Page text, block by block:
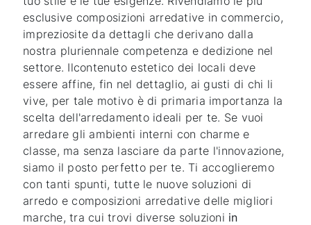
esclusive composizioni arredative in commercio,
impreziosite da dettagli che derivano dalla
nostra pluriennale competenza e dedizione nel
settore. Ilcontenuto estetico dei locali deve
essere affine, fin nel dettaglio, ai gusti di chi li
vive, per tale motivo è di primaria importanza la
scelta dell'arredamento ideali per te. Se vuoi
arredare gli ambienti interni con charme e
classe, ma senza lasciare da parte l'innovazione,
siamo il posto perfetto per te. Ti accoglieremo
con tanti spunti, tutte le nuove soluzioni di
arredo e composizioni arredative delle migliori
marche, tra cui trovi diverse soluzioni in